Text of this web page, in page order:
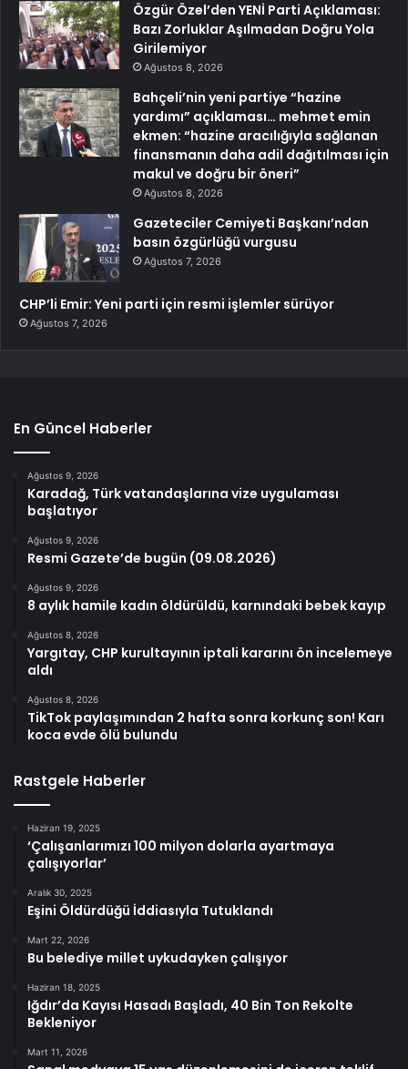
Özgür Özel’den YENİ Parti Açıklaması:
Bazı Zorluklar Aşılmadan Doğru Yola
Girilemiyor
Ağustos 8, 2026
Bahçeli’nin yeni partiye “hazine
yardımı” açıklaması… mehmet emin
ekmen: “hazine aracılığıyla sağlanan
finansmanın daha adil dağıtılması için
makul ve doğru bir öneri”
Ağustos 8, 2026
Gazeteciler Cemiyeti Başkanı’ndan
basın özgürlüğü vurgusu
Ağustos 7, 2026
CHP’li Emir: Yeni parti için resmi işlemler sürüyor
Ağustos 7, 2026
En Güncel Haberler
Ağustos 9, 2026
Karadağ, Türk vatandaşlarına vize uygulaması
başlatıyor
Ağustos 9, 2026
Resmi Gazete’de bugün (09.08.2026)
Ağustos 9, 2026
8 aylık hamile kadın öldürüldü, karnındaki bebek kayıp
Ağustos 8, 2026
Yargıtay, CHP kurultayının iptali kararını ön incelemeye
aldı
Ağustos 8, 2026
TikTok paylaşımından 2 hafta sonra korkunç son! Karı
koca evde ölü bulundu
Rastgele Haberler
Haziran 19, 2025
‘Çalışanlarımızı 100 milyon dolarla ayartmaya
çalışıyorlar’
Aralık 30, 2025
Eşini Öldürdüğü İddiasıyla Tutuklandı
Mart 22, 2026
Bu belediye millet uykudayken çalışıyor
Haziran 18, 2025
Iğdır’da Kayısı Hasadı Başladı, 40 Bin Ton Rekolte
Bekleniyor
Mart 11, 2026